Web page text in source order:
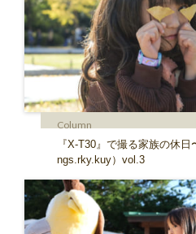
Column
『X-T30』で撮る家族の休
ngs.rky.kuy）vol.3